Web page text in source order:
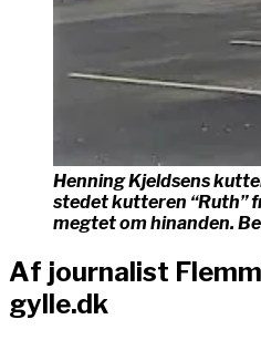
Henning Kjeldsens
stedet kutteren “Ruth”
megtet om hinanden.
Af journalist
gylle.dk